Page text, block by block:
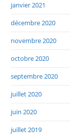
janvier 2021
décembre 2020
novembre 2020
octobre 2020
septembre 2020
juillet 2020
juin 2020
juillet 2019